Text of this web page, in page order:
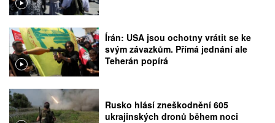
Írán: USA jsou ochotny vrátit se ke
svým závazkům. Přímá jednání ale
Teherán popírá
Rusko hlásí zneškodnění 605
ukrajinských dronů během noci